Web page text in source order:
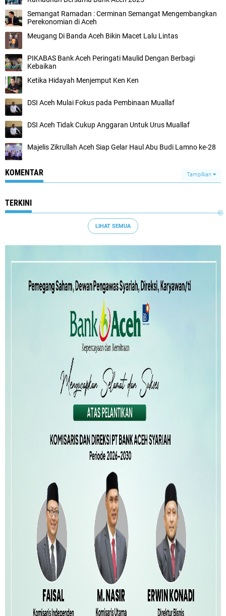
Semangat Ramadan : Cerminan Semangat Mengembangkan
Perekonomian di Aceh
Meugang Di Banda Aceh Bikin Macet Lalu Lintas
PIKABAS Bank Aceh Peringati Maulid Dengan Berbagi
Kebaikan
Ketika Hidayah Menjemput Ken Ken
DSI Aceh Mulai Fokus pada Pembinaan Muallaf
DSI Aceh Tidak Cukup Anggaran Untuk Urus Muallaf
Majelis Zikrullah Aceh Siap Gelar Haul Abu Budi Lamno ke-28
KOMENTAR Tampilkan
TERKINI
LIHAT SEMUA